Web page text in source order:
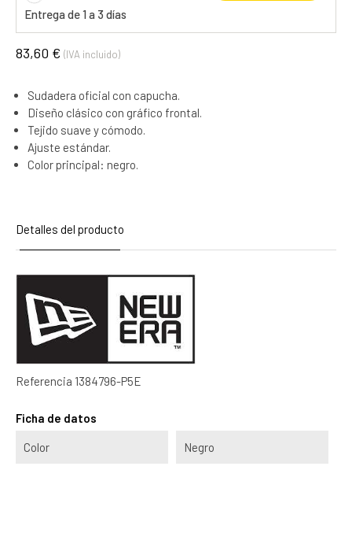
Entrega de 1 a 3 días
83,60 € (IVA incluido)
Sudadera oficial con capucha.
Diseño clásico con gráfico frontal.
Tejido suave y cómodo.
Ajuste estándar.
Color principal: negro.
Detalles del producto
Referencia 1384796-P5E
Ficha de datos
Color Negro